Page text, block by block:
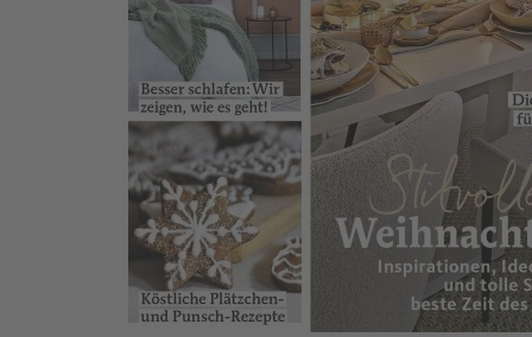
Zum Anfang der Bildergalerie springen
Living & More 2025/12
4,20 € Sofort lieferbar Digital 3,99 €
Sofort
Zum Warenkorb hinzufügen
Zur Wunschliste hinzufügen